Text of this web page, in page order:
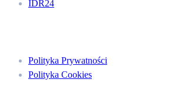
IDR24
Polityka Prywatności
Polityka Cookies